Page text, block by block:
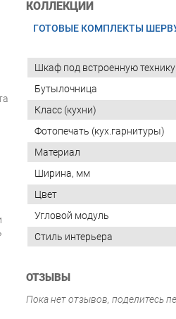
КОЛЛЕКЦИИ
ГОТОВЫЕ КОМПЛЕКТЫ
Шкаф под встроенную технику
Бутылочница
Класс (кухни)
Фотопечать (кух.гарнитуры)
Материал
Ширина, мм
Цвет
Угловой модуль
Стиль интерьера
ОТЗЫВЫ
Пока нет отзывов, поделитесь